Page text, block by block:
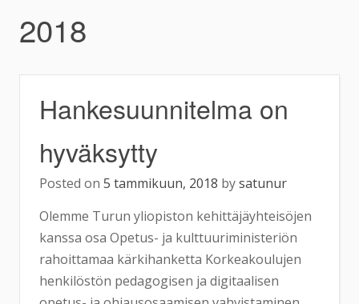
2018
Hankesuunnitelma on
hyväksytty
Posted on 5 tammikuun, 2018 bysatunur
Olemme Turun yliopiston kehittäjäyhteisöjen
kanssa osa Opetus- ja kulttuuriministeriön
rahoittamaa kärkihanketta Korkeakoulujen
henkilöstön pedagogisen ja digitaalisen